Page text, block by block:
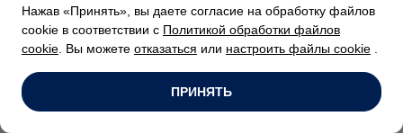
Как накапливать баллы?
Как тратить бонусные баллы?
Нажав «Принять», вы даете согласие на обработку файлов
cookie в соответствии с Политикой обработки файлов
cookie . Вы можете отказаться или настроить файлы cookie
ПРИНЯТЬ